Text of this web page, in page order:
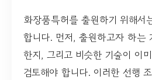
화장품특허를 출원하기 위해서
합니다. 먼저, 출원하고자 하는
한지, 그리고 비슷한 기술이 이
검토해야 합니다. 이러한 선행